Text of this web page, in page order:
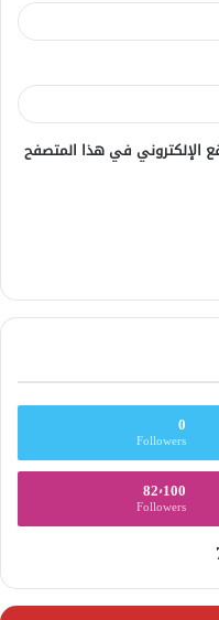
الإلكتروني في هذا المتصفح
0
Followers
82٬100
Followers